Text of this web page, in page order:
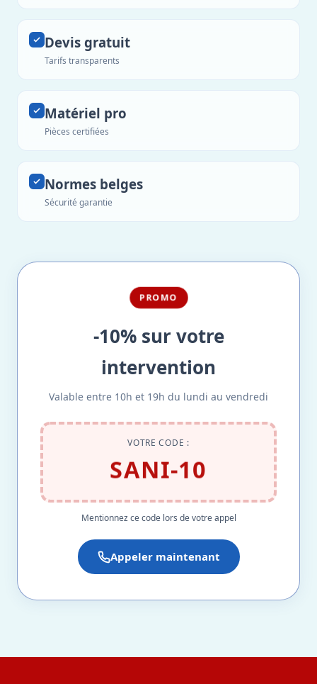
Devis gratuit
Tarifs transparents
Matériel pro
Pièces certifiées
Normes belges
Sécurité garantie
PROMO
-10% sur votre
intervention
Valable entre 10h et 19h du lundi au vendredi
VOTRE CODE :
SANI-10
Mentionnez ce code lors de votre appel
Appeler maintenant